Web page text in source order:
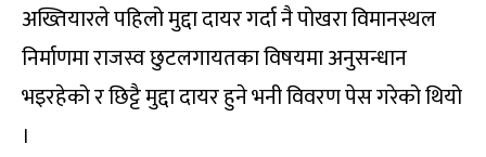
अख्तियारले पहिलो मुद्दा दायर गर्दा नै पोखरा विमानस्थल
निर्माणमा राजस्व छुटलगायतका विषयमा अनुसन्धान
भइरहेको र छिट्टै मुद्दा दायर हुने भनी विवरण पेस गरेको थियो
।